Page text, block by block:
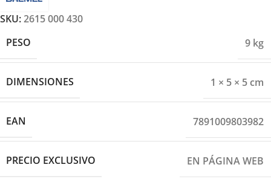
SKU:2615 000 430
PESO
9 kg
DIMENSIONES 1 × 5 × 5 cm
EAN 7891009803982
PRECIO EXCLUSIVO EN PÁGINA WEB